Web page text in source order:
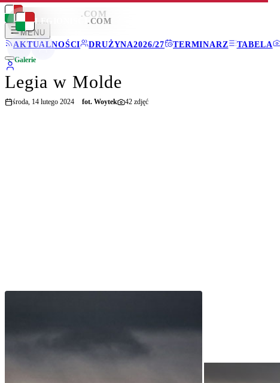
LEGIONISCI .COM
MENU
AKTUALNOŚCI
DRUŻYNA2026/27 TERMINARZ TABELA
LEGIONISCI .COM
Galerie
Legia w Molde
środa, 14 lutego 2024 fot. Woytek 42 zdjęć